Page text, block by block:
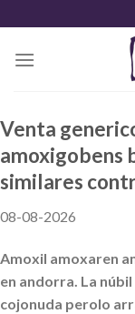
content
Venta
amoxigobens
similares
08-08-2026
Amoxil amoxaren
en andorra. La
cojonuda perolo